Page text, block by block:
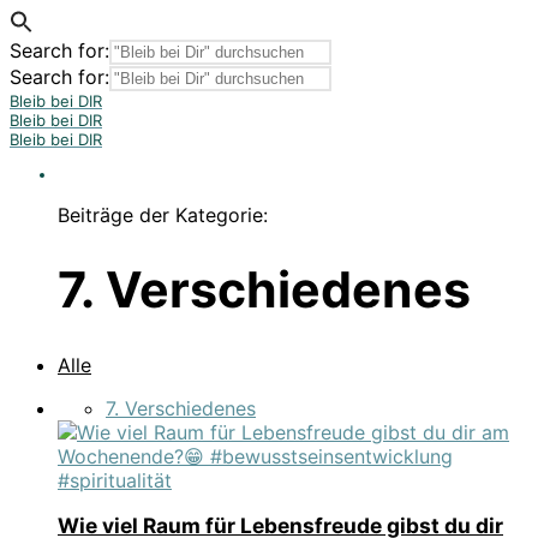
Search for:
Search for:
Bleib bei DIR
Bleib bei DIR
Bleib bei DIR
Beiträge der Kategorie:
7. Verschiedenes
Alle
7. Verschiedenes
Wie viel Raum für Lebensfreude gibst du dir